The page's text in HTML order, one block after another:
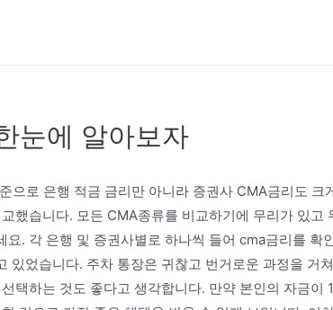
눈에 알아보자
으로 은행 적금 금리만 아니라 증권사 CMA금리도 크
했습니다. 모든 CMA종류를 비교하기에 무리가 있고
요. 각 은행 및 증권사별로 하나씩 들어 cma금리를 확
있었습니다. 주차 통장은 귀찮고 번거로운 과정을 거
택하는 것도 좋다고 생각합니다. 만약 본인의 자금이